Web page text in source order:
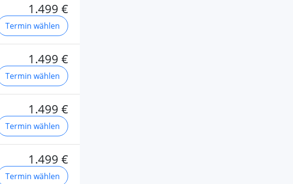
1.499 €
Termin wählen
1.499 €
Termin wählen
1.499 €
Termin wählen
1.499 €
Termin wählen